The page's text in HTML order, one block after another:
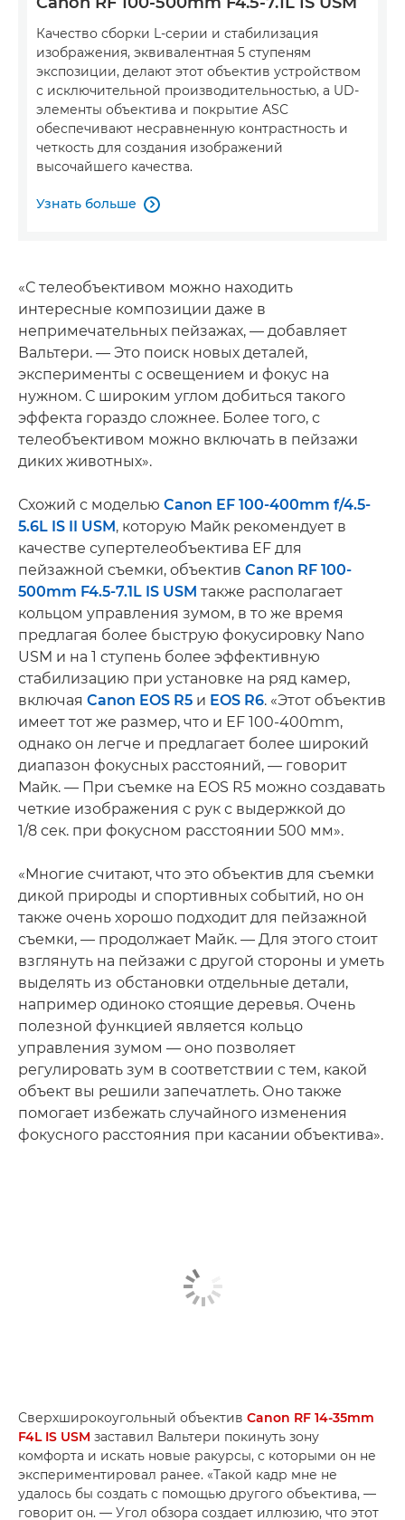
Качество сборки L-серии и стабилизация
изображения, эквивалентная 5 ступеням
экспозиции, делают этот объектив устройством
с исключительной производительностью, а UD-
элементы объектива и покрытие ASC
обеспечивают несравненную контрастность и
четкость для создания изображений
высочайшего качества.
Узнать больше 
«С телеобъективом можно находить
интересные композиции даже в
непримечательных пейзажах, — добавляет
Вальтери. — Это поиск новых деталей,
эксперименты с освещением и фокус на
нужном. С широким углом добиться такого
эффекта гораздо сложнее. Более того, с
телеобъективом можно включать в пейзажи
диких животных».
Схожий с моделью Canon EF 100-400mm f/4.5-
5.6L IS II USM, которую Майк рекомендует в
качестве супертелеобъектива EF для
пейзажной съемки, объектив Canon RF 100-
500mm F4.5-7.1L IS USM также располагает
кольцом управления зумом, в то же время
предлагая более быструю фокусировку Nano
USM и на 1 ступень более эффективную
стабилизацию при установке на ряд камер,
включая Canon EOS R5 и EOS R6. «Этот объектив
имеет тот же размер, что и EF 100-400mm,
однако он легче и предлагает более широкий
диапазон фокусных расстояний, — говорит
Майк. — При съемке на EOS R5 можно создавать
четкие изображения с рук с выдержкой до
1/8 сек. при фокусном расстоянии 500 мм».
«Многие считают, что это объектив для съемки
дикой природы и спортивных событий, но он
также очень хорошо подходит для пейзажной
съемки, — продолжает Майк. — Для этого стоит
взглянуть на пейзажи с другой стороны и уметь
выделять из обстановки отдельные детали,
например одиноко стоящие деревья. Очень
полезной функцией является кольцо
управления зумом — оно позволяет
регулировать зум в соответствии с тем, какой
объект вы решили запечатлеть. Оно также
помогает избежать случайного изменения
фокусного расстояния при касании объектива».
Сверхширокоугольный объектив Canon RF 14-35mm
F4L IS USM заставил Вальтери покинуть зону
комфорта и искать новые ракурсы, с которыми он не
экспериментировал ранее. «Такой кадр мне не
удалось бы создать с помощью другого объектива, —
говорит он. — Угол обзора создает иллюзию, что этот